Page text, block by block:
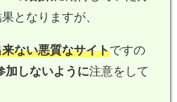
となりますが、
ない悪質なサイトですの
加しないように注意をして